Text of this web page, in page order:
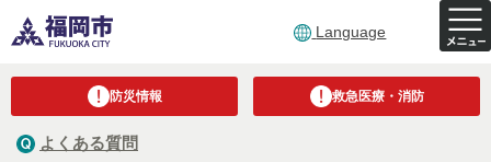
Language
防災情報 救急医療・消防
よくある質問